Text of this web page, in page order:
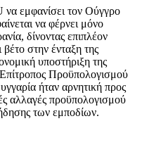
εμφανίσει τον Ούγγρο
να φέρνει μόνο
δίνοντας επιπλέον
στην ένταξη της
υποστήριξη της
Προϋπολογισμού
ήταν αρνητική προς
αλλαγές προϋπολογισμού
των εμποδίων.